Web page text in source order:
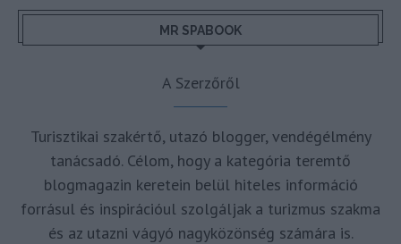
MR SPABOOK
A Szerzőről
Turisztikai szakértő, utazó blogger, vendégélmény
tanácsadó. Célom, hogy a kategória teremtő
blogmagazin keretein belül hiteles információ
forrásul és inspirációul szolgáljak a turizmus szakma
és az utazni vágyó nagyközönség számára is.